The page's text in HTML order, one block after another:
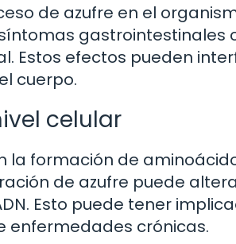
de azufre en el
gastrointestinales
Estos efectos pueden
cuerpo.
celular
la formación de
de azufre puede
Esto puede tener
enfermedades crónicas.